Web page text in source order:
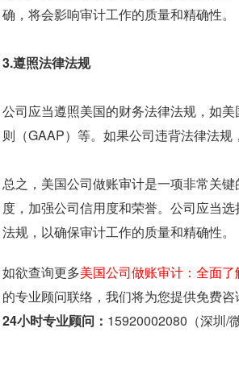
确，将会影响审计工作的质量和精确性。
3.遵照法律法规
公司应当遵照美国的财务法律法规，如
则（GAAP）等。如果公司违背法律法
总之，美国公司做账审计是一项非常关
度，加强公司信用度和荣誉。公司应当
法规，以确保审计工作的质量和精确性。
如欲查询更多美国公司做账审计：全面
的专业顾问联络，我们将为您提供免费
24小时专业顾问： 15920002080（深圳/